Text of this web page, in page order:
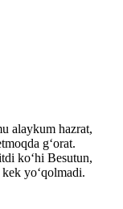
alaykum hazrat,
g‘orat.
ko‘hi Besutun,
yo‘qolmadi.